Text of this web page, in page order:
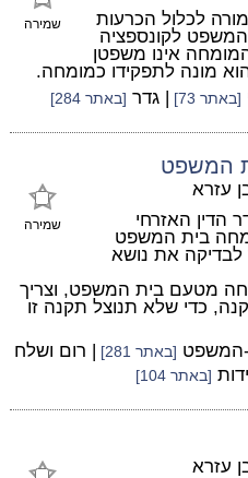
שמירה
לכלול הכרעות
לקונספציה
אינו משפטן
מונה לתפקידו כמומחה.
[באתר 73] | גדר [באתר 284]
המשפט
שמירה
עזרא
הדין האזרחי
תקנה 90, "מומחה בית המשפט
לבדיקה את נושא
מטעם בית המשפט, וצריך
כדי שלא תנוצל תקנה זו
המשפט [באתר 281] | רום ושלח
[באתר 104]
עזרא